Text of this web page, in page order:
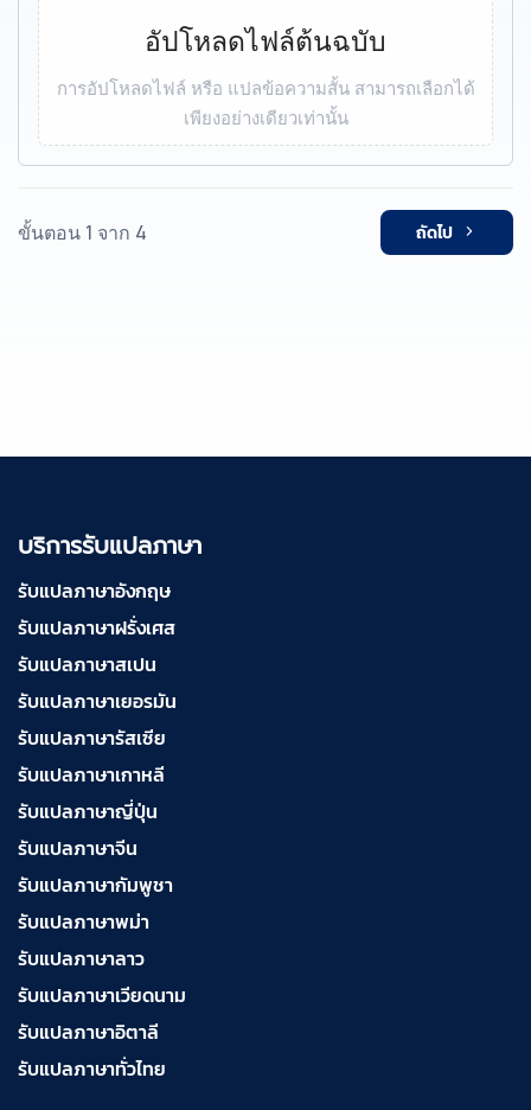
อัปโหลดไฟล์ต้นฉบับ
การอัปโหลดไฟล์ หรือ แปลข้อความสั้น สามารถเลือกได้
เพียงอย่างเดียวเท่านั้น
ขั้นตอน 1 จาก 4 ถัดไป
บริการรับแปลภาษา
รับแปลภาษาอังกฤษ
รับแปลภาษาฝรั่งเศส
รับแปลภาษาสเปน
รับแปลภาษาเยอรมัน
รับแปลภาษารัสเซีย
รับแปลภาษาเกาหลี
รับแปลภาษาญี่ปุ่น
รับแปลภาษาจีน
รับแปลภาษากัมพูชา
รับแปลภาษาพม่า
รับแปลภาษาลาว
รับแปลภาษาเวียดนาม
รับแปลภาษาอิตาลี
รับแปลภาษาทั่วไทย